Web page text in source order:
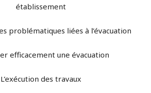
établissement
problématiques liées à l’évacuation
efficacement une évacuation
L’exécution des travaux